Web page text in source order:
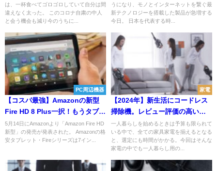
は、一杯食べてゴロゴロしていて自分は間
違えなく太った。 このコロナ自粛の中人
と会う機会も減り今のうちに...
うになり、モノとインターネットを繋ぐ最
新テクノロジーを搭載した製品が急増する
今日。 日本を代表する時...
PC周辺機器
【コスパ最強】Amazonの新型
Fire HD 8 Plus一択！もうタブレ
ットは迷う必要なし！
5月14日にAmazonより「Amazon Fire HD
新型」の発売が発表された。 Amazonの格
安タブレット・Fireシリーズは7イン...
家電
【2024年】新生活にコードレス
掃除機。レビュー評価の高いコ
スパ商品を紹介。
一人暮らしを始めるときは予算も限られて
いる中で、全ての家具家電を揃えるとなる
と、選定にも時間がかかる。今回はそんな
家電の中でも一人暮らし用の...